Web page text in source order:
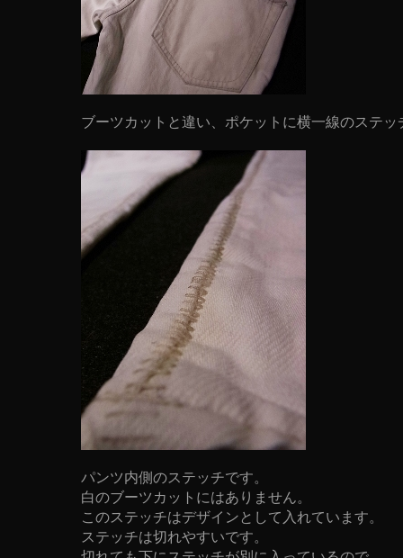
ブーツカットと違い、ポケットに横一線のステ
パンツ内側のステッチです。
白のブーツカットにはありません。
このステッチはデザインとして入れています。
ステッチは切れやすいです。